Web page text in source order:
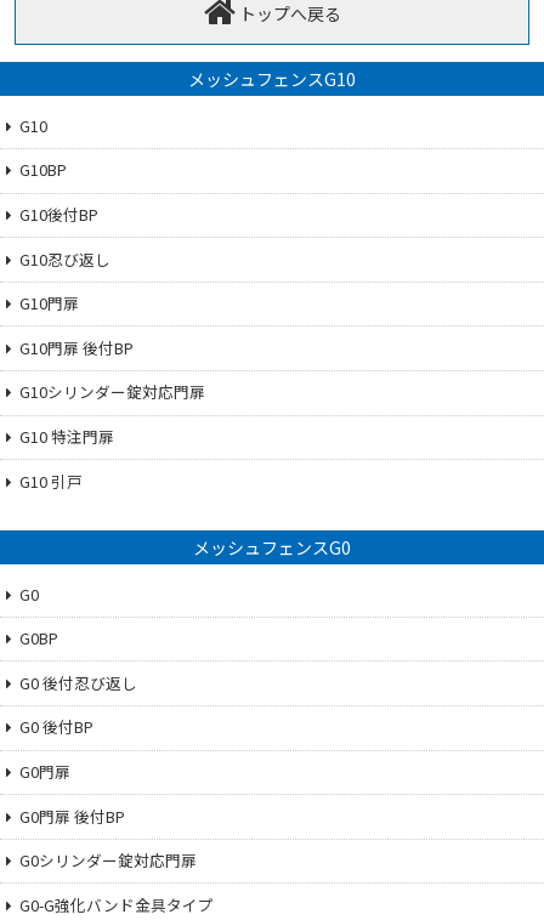
トップへ戻る
メッシュフェンスG10
G10
G10BP
G10後付BP
G10忍び返し
G10門扉
G10門扉 後付BP
G10シリンダー錠対応門扉
G10 特注門扉
G10 引戸
メッシュフェンスG0
G0
G0BP
G0 後付忍び返し
G0 後付BP
G0門扉
G0門扉 後付BP
G0シリンダー錠対応門扉
G0-G強化バンド金具タイプ